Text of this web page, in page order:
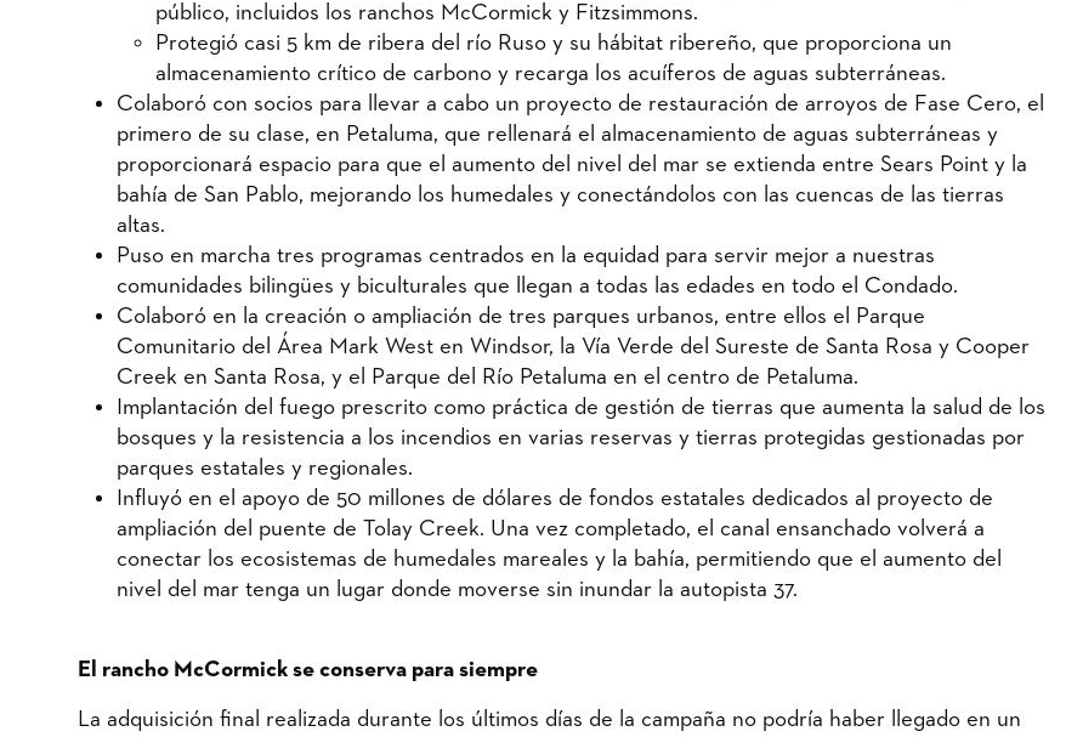
público, incluidos los ranchos McCormick y Fitzsimmons.
Protegió casi 5 km de ribera del río Ruso y su hábitat ribereño, que proporciona un
almacenamiento crítico de carbono y recarga los acuíferos de aguas subterráneas.
Colaboró con socios para llevar a cabo un proyecto de restauración de arroyos de Fase Cero, el
primero de su clase, en Petaluma, que rellenará el almacenamiento de aguas subterráneas y
proporcionará espacio para que el aumento del nivel del mar se extienda entre Sears Point y la
bahía de San Pablo, mejorando los humedales y conectándolos con las cuencas de las tierras
altas.
Puso en marcha tres programas centrados en la equidad para servir mejor a nuestras
comunidades bilingües y biculturales que llegan a todas las edades en todo el Condado.
Colaboró en la creación o ampliación de tres parques urbanos, entre ellos el Parque
Comunitario del Área Mark West en Windsor, la Vía Verde del Sureste de Santa Rosa y Cooper
Creek en Santa Rosa, y el Parque del Río Petaluma en el centro de Petaluma.
Implantación del fuego prescrito como práctica de gestión de tierras que aumenta la salud de los
bosques y la resistencia a los incendios en varias reservas y tierras protegidas gestionadas por
parques estatales y regionales.
Influyó en el apoyo de 50 millones de dólares de fondos estatales dedicados al proyecto de
ampliación del puente de Tolay Creek. Una vez completado, el canal ensanchado volverá a
conectar los ecosistemas de humedales mareales y la bahía, permitiendo que el aumento del
nivel del mar tenga un lugar donde moverse sin inundar la autopista 37.
El rancho McCormick se conserva para siempre
La adquisición final realizada durante los últimos días de la campaña no podría haber llegado en un